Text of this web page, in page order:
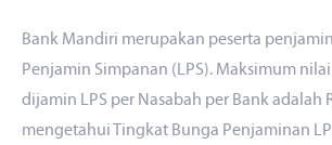
Bank Mandiri merupakan peserta
Penjamin Simpanan (LPS). Maksimum
dijamin LPS per Nasabah per Bank adalah
mengetahui Tingkat Bunga Penjaminan